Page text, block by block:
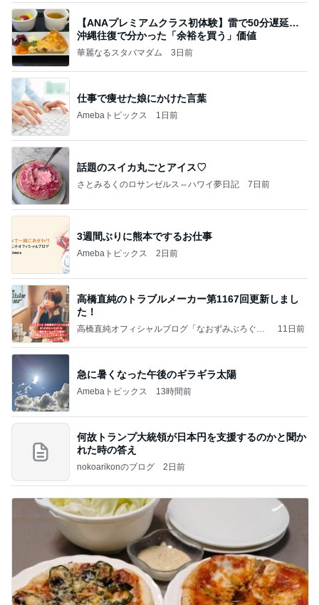
【ANAプレミアムクラス初体験】雷で50分遅延…
沖縄往復で分かった「余裕を買う」価値
華麗なるスタバマダム 3日前
仕事で痩せた娘にかけた言葉
Amebaトピックス 1日前
話題のスイカ丸ごとアイス♡
さとみるくのロサンゼルス⇔ハワイ夢日記 7日前
3週間ぶりに熊本でするお仕事
Amebaトピックス 2日前
高橋直純のトラブルメーカー第1167回更新しまし
た！
高橋直純オフィシャルブログ「なおずみぶろぐ」
11日前
急に暑くなった午後のギラギラ太陽
Amebaトピックス 13時間前
何故トランプ大統領が日本円を支援するのかと聞か
れた時の答え
nokoarikonのブログ 2日前